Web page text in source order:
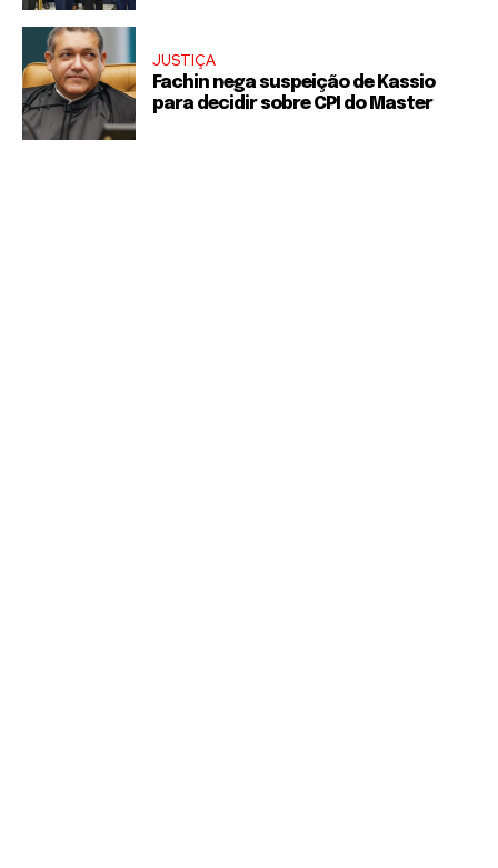
JUSTIÇA
Fachin nega suspeição de Kassio
para decidir sobre CPI do Master